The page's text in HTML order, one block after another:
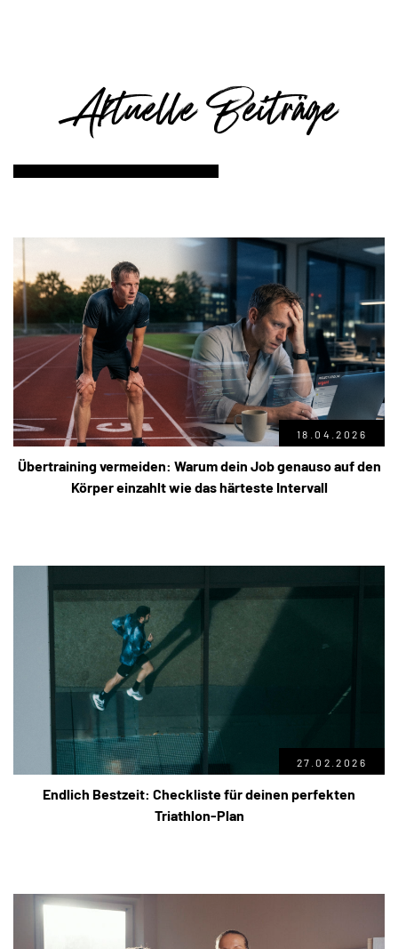
Aktuelle Beiträge
18.04.2026
Übertraining vermeiden: Warum dein Job genauso auf den
Körper einzahlt wie das härteste Intervall
27.02.2026
Endlich Bestzeit: Checkliste für deinen perfekten
Triathlon-Plan